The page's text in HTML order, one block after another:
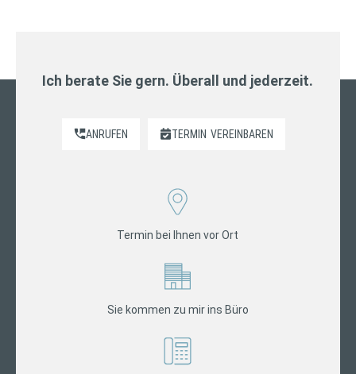
Ich berate Sie gern. Überall und jederzeit.
ANRUFEN TERMIN VEREINBAREN
Termin bei Ihnen vor Ort
Sie kommen zu mir ins Büro